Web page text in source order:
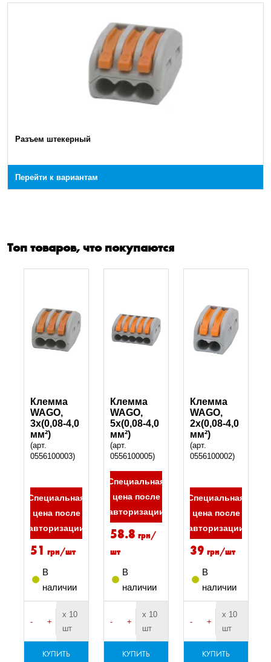
Разъем штекерный
Перейти к вариантам
Топ товаров, что покупаются
Клемма
WAGO,
3x(0,08-4,0
мм²)
(арт.
0556100003)
Специальная
цена после
авторизации
51 грн/шт
В
наличии
- +
х 10
шт
КУПИТЬ
Клемма
WAGO,
5x(0,08-4,0
мм²)
(арт.
0556100005)
Специальная
цена после
авторизации
58.8 грн/
шт
В
наличии
- +
х 10
шт
КУПИТЬ
Клемма
WAGO,
2x(0,08-4,0
мм²)
(арт.
0556100002)
Специальная
цена после
авторизации
39 грн/шт
В
наличии
- +
х 10
шт
КУПИТЬ